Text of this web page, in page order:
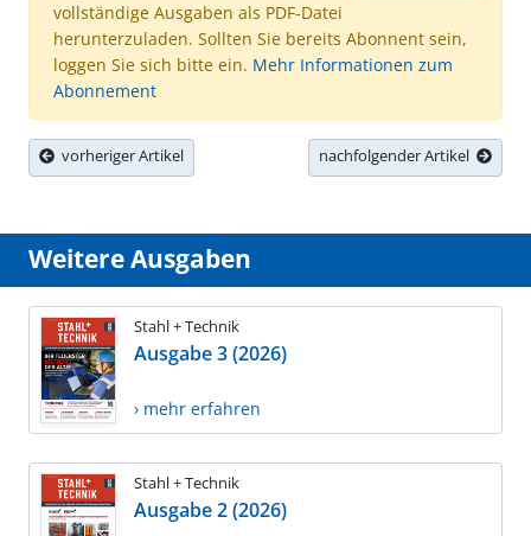
vollständige Ausgaben als PDF-Datei
herunterzuladen. Sollten Sie bereits Abonnent sein,
loggen Sie sich bitte ein. Mehr Informationen zum
Abonnement
vorheriger Artikel nachfolgender Artikel
Weitere Ausgaben
Stahl + Technik
Ausgabe 3 (2026)
› mehr erfahren
Stahl + Technik
Ausgabe 2 (2026)